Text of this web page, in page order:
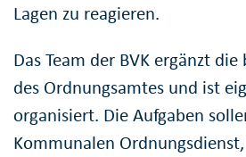
Lagen zu reagieren.
Das Team der BVK ergänzt
des Ordnungsamtes und ist
organisiert. Die Aufgaben
Kommunalen